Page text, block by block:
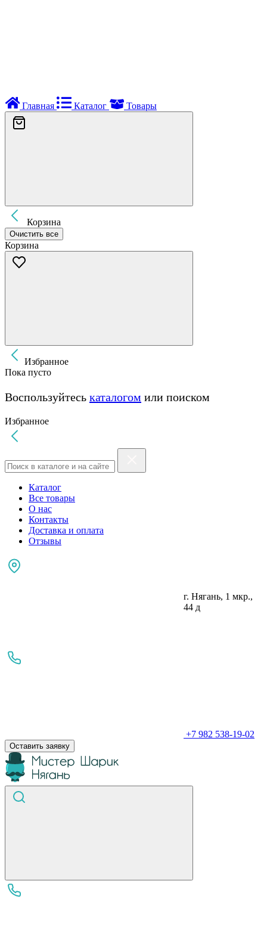
Главная Каталог Товары
Корзина
Очистить все
Корзина
Избранное
Пока пусто
Воспользуйтесь каталогом или поиском
Избранное
Каталог
Все товары
О нас
Контакты
Доставка и оплата
Отзывы
г. Нягань, 1 мкр.,
44 д
+7 982 538-19-02
Оставить заявку